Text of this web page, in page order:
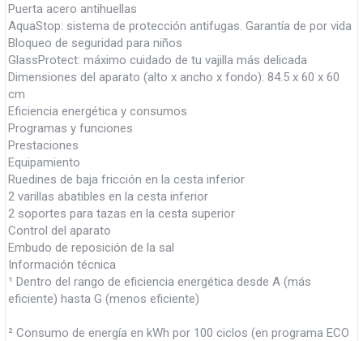
Puerta acero antihuellas
AquaStop: sistema de protección antifugas. Garantía de por vida
Bloqueo de seguridad para niños
GlassProtect: máximo cuidado de tu vajilla más delicada
Dimensiones del aparato (alto x ancho x fondo): 84.5 x 60 x 60
cm
Eficiencia energética y consumos
Programas y funciones
Prestaciones
Equipamiento
Ruedines de baja fricción en la cesta inferior
2 varillas abatibles en la cesta inferior
2 soportes para tazas en la cesta superior
Control del aparato
Embudo de reposición de la sal
Información técnica
¹ Dentro del rango de eficiencia energética desde A (más
eficiente) hasta G (menos eficiente)
² Consumo de energía en kWh por 100 ciclos (en programa ECO